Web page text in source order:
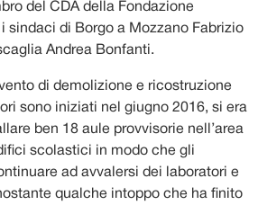
del CDA della Fondazione
sindaci di Borgo a Mozzano Fabrizio
Andrea Bonfanti.
di demolizione e ricostruzione
sono iniziati nel giugno 2016, si era
ben 18 aule provvisorie nell’area
scolastici in modo che gli
ad avvalersi dei laboratori e
qualche intoppo che ha finito